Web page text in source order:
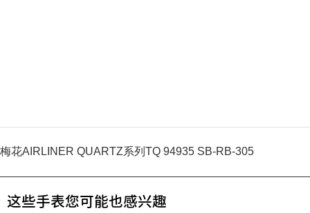
梅花AIRLINER QUARTZ系列TQ 94935 SB-RB-305
这些手表您可能也感兴趣